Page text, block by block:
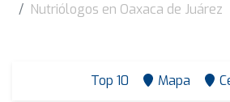
Nutriólogos en Oaxaca de Juárez
Top 10 Mapa